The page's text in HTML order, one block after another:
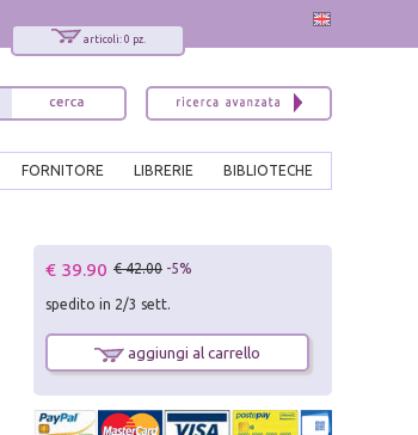
articoli: 0 pz.
BIBLIOTECHE
LIBRERIE
FORNITORE
€ 39.90 € 42.00 -5%
spedito in 2/3 sett.
aggiungi al carrello
x
ai nostri libri?
delle nostre novità, potrai
cancellarti quando desideri.
di iscrizione